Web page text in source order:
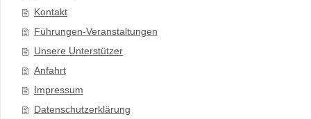
Kontakt
Führungen-Veranstaltungen
Unsere Unterstützer
Anfahrt
Impressum
Datenschutzerklärung